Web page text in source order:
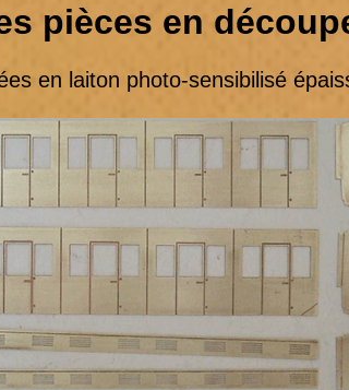
pièces en
en laiton photo-sensibilisé